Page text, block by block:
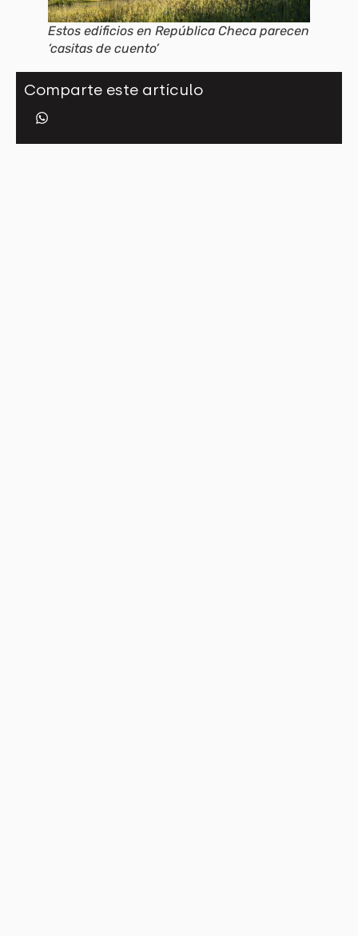
Estos edificios en República Checa parecen
‘casitas de cuento’
Comparte este artículo